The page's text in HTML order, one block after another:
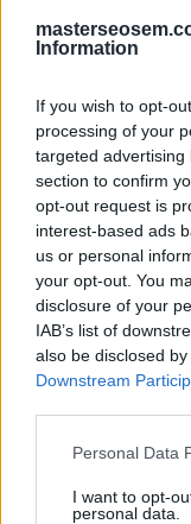
Information
If you wish to opt-
processing of your
targeted
section to confirm
opt-out request is
interest-based ads
us or personal
your opt-out. You
disclosure of your
IAB’s list of
also be disclosed
Downstream
Personal Data
I want to opt-
personal data.
No sería
la venta
Internet y el
cualquier
de la
Demostrarás
y crearás una
Click aquí
persona y
Guía para